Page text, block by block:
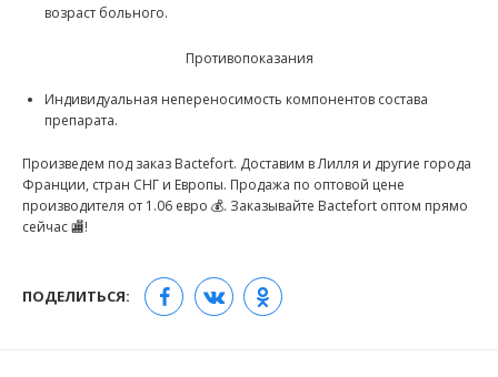
возраст больного.
Противопоказания
Индивидуальная непереносимость компонентов состава
препарата.
Произведем под заказ Bactefort. Доставим в Лилля и другие города
Франции, стран СНГ и Европы. Продажа по оптовой цене
производителя от 1.06 евро 💰. Заказывайте Bactefort оптом прямо
сейчас 🏬!
ПОДЕЛИТЬСЯ: